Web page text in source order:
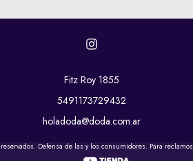
Fitz Roy 1855
5491173729432
holadoda@doda.com.ar
Defensa de las y los consumidores. Para reclamos